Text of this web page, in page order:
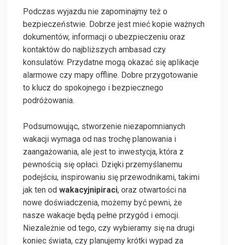
Podczas wyjazdu nie zapominajmy też o
bezpieczeństwie. Dobrze jest mieć kopie ważnych
dokumentów, informacji o ubezpieczeniu oraz
kontaktów do najbliższych ambasad czy
konsulatów. Przydatne mogą okazać się aplikacje
alarmowe czy mapy offline. Dobre przygotowanie
to klucz do spokojnego i bezpiecznego
podróżowania.
Podsumowując, stworzenie niezapomnianych
wakacji wymaga od nas trochę planowania i
zaangażowania, ale jest to inwestycja, która z
pewnością się opłaci. Dzięki przemyślanemu
podejściu, inspirowaniu się przewodnikami, takimi
jak ten od wakacyjnipiraci, oraz otwartości na
nowe doświadczenia, możemy być pewni, że
nasze wakacje będą pełne przygód i emocji.
Niezależnie od tego, czy wybieramy się na drugi
koniec świata, czy planujemy krótki wypad za